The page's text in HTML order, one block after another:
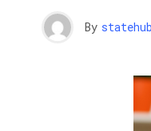
By statehub